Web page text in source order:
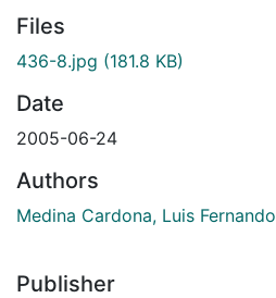
Files
436-8.jpg (181.8 KB)
Date
2005-06-24
Authors
Medina Cardona, Luis Fernando
Publisher